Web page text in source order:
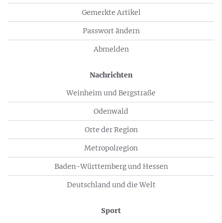
Gemerkte Artikel
Passwort ändern
Abmelden
Nachrichten
Weinheim und Bergstraße
Odenwald
Orte der Region
Metropolregion
Baden-Württemberg und Hessen
Deutschland und die Welt
Sport